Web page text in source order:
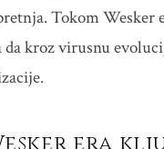
Tokom Wesker
da kroz virusnu
era